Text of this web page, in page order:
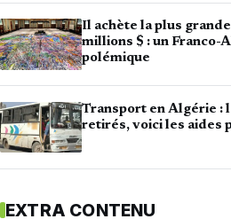
Il achète la plus
millions $ : un Franco-
polémique
Transport en Algérie :
retirés, voici les aides
EXTRA CONTENU